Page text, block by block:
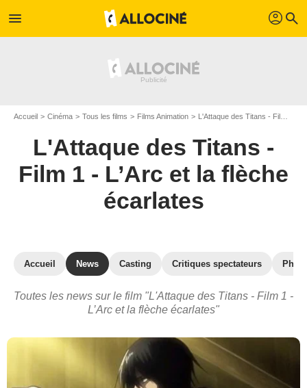
menu profil search
Accueil Cinéma Tous les films Films Animation L'Attaque des Titans - Film 1 - L’Arc et la flèche écarlates
L'Attaque des Titans -
Film 1 - L’Arc et la flèche
écarlates
Accueil News Casting Critiques spectateurs
Toutes les news sur le film "L'Attaque des Titans - Film 1 -
L’Arc et la flèche écarlates"